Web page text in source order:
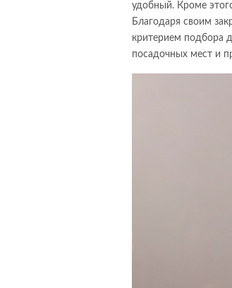
удобный. Кроме
Благодаря своим
критерием подбора
посадочных мест и